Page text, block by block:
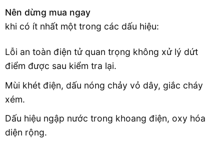
Nên dừng mua ngay
khi có ít nhất một trong các dấu hiệu:
Lỗi an toàn điện tử quan trọng không xử lý dứt
điểm được sau kiểm tra lại.
Mùi khét điện, dấu nóng chảy vỏ dây, giắc cháy
xém.
Dấu hiệu ngập nước trong khoang điện, oxy hóa
diện rộng.